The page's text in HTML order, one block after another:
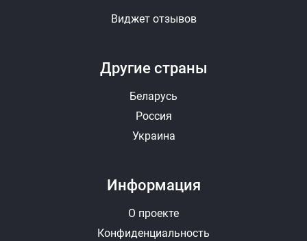
Другие страны
Беларусь
Россия
Украина
Виджет отзывов
Информация
О проекте
Конфиденциальность